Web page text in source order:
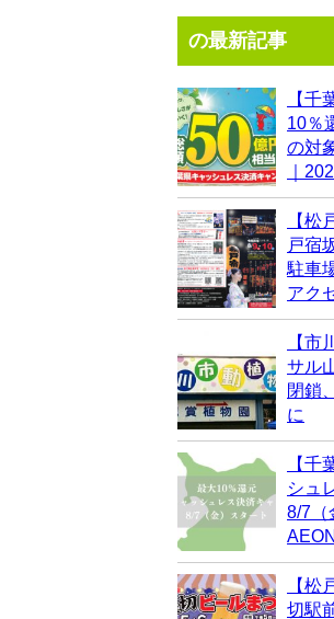
の最新記事
【千
10％
の対
｜
【松
戸宿
駐車
アク
【市
サル
閉鎖
に
【千
シュ
8/7（
【松
切駅